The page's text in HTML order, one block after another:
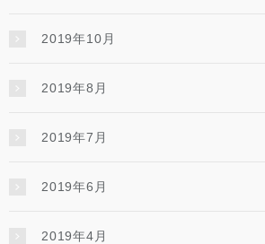
2019年10月
2019年8月
2019年7月
2019年6月
2019年4月